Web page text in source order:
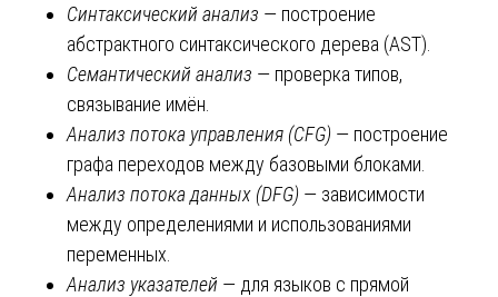
Синтаксический анализ — построение
абстрактного синтаксического дерева (AST).
Семантический анализ — проверка типов,
связывание имён.
Анализ потока управления (CFG) — построение
графа переходов между базовыми блоками.
Анализ потока данных (DFG) — зависимости
между определениями и использованиями
переменных.
Анализ указателей — для языков с прямой